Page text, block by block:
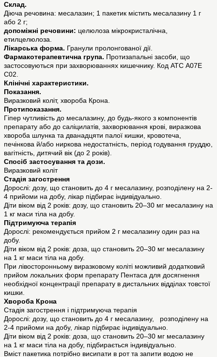
Склад.
Діюча речовина: месалазин; 1 пакетик містить месалазину 1 г
або 2 г;
допоміжні речовини: целюлоза мікрокристалічна,
етилцелюлоза.
Лікарська форма. Гранули пролонгованої дії.
Фармакотерапевтична група. Протизапальні засоби, що
застосовуються при захворюваннях кишечнику. Код АТС A07E
C02.
Клінічні характеристики.
Показання.
Виразковий коліт, хвороба Крона.
Протипоказання.
Гіпер чутливість до месалазину, до будь-якого з компонентів
препарату або до саліцилатів, захворювання крові, виразкова
хвороба шлунка та дванадцяти палої кишки, кровотеча,
печінкова й/або ниркова недостатність, період годування груддю,
вагітність, дитячий вік (до 2 років).
Спосіб застосування та дози.
Виразковий коліт
Стадія загострення
Дорослі: дозу, що становить до 4 г месалазину, розподілену на 2-
4 прийоми на добу, лікар підбирає індивідуально.
Діти віком від 2 років: дозу, що становить 20–30 мг месалазину на
1 кг маси тіла на добу.
Підтримуюча терапія
Дорослі: рекомендується прийом 2 г месалазину один раз на
добу.
Діти віком від 2 років: доза, що становить 20–30 мг месалазину
на 1 кг маси тіла на добу.
При лівосторонньому виразковому коліті можливий додатковий
прийом локальних форм препарату Пентаса для досягнення
необхідної концентрації препарату в дистальних відділах товстої
кишки.
Хвороба Крона
Стадія загострення і підтримуюча терапія
Дорослі: дозу, що становить до 4 г месалазину, розподілену на
2-4 прийоми на добу, лікар підбирає індивідуально.
Діти віком від 2 років: доза, що становить 20–30 мг месалазину
на 1 кг маси тіла на добу, підбирається індивідуально.
Вміст пакетика потрібно висипати в рот та запити водою не